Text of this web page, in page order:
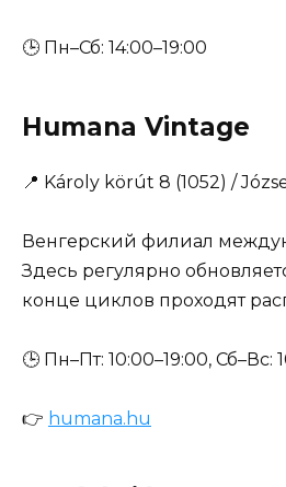
🕒 Пн–Сб: 14:00–19:00
Humana Vintage
📍 Károly körút 8 (1052) /
Венгерский филиал
Здесь регулярно
конце циклов проходят
🕒 Пн–Пт: 10:00–19:00, Сб–Вс:
👉 humana.hu